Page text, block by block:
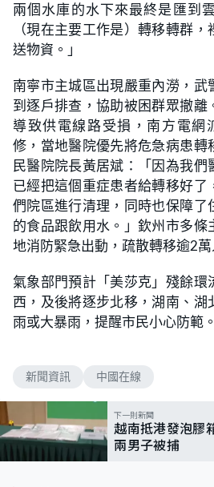
兩個水庫的水下來最終是匯到
（現在主要工作是）轉移轉群
送物資。」
南寧市主城區出現嚴重內澇，武
到逐戶排查，協助被困群眾撤離
導致供電線路受損，南方電網
修，當地醫院優先將危急病患轉
民醫院院長黃居斌：「因為我
已經把這個重症患者給轉移好了
們院區進行清理，同時也保障了
的食品跟飲用水。」欽州市多條
地消防緊急出動，疏散轉移逾2萬
氣象部門預計「美莎克」殘餘環
西，及後將逐步北移，湖南、湖
雨或大暴雨，提醒市民小心防範。
新聞資訊 中國在線
下一則新聞
越南抵港發泡膠
兩男子被捕